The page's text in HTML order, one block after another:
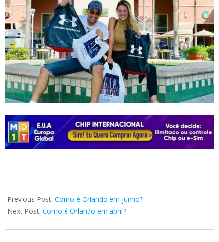
01-
04
Previous Post: Como é Orlando em junho?
Next Post: Como é Orlando em abril?